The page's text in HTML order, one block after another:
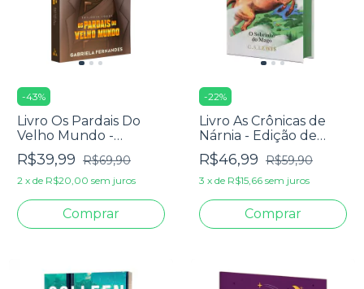
-43%
Livro Os Pardais Do
Velho Mundo -
Gabriela Fernandes
R$39,99 R$69,90
2 x de R$20,00 sem juros
-22%
Livro As Crônicas de
Nárnia - Edição de
Luxo: O Sobrinho do
Mago - C. S. Lewis
R$46,99 R$59,90
3 x de R$15,66 sem juros